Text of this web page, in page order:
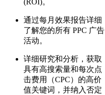
通过每月效果报告详细
了解您的所有 PPC 广告
活动。
详细研究和分析，获取
具有高搜索量和每次点
击费用（CPC）的高价
值关键词，并纳入否定